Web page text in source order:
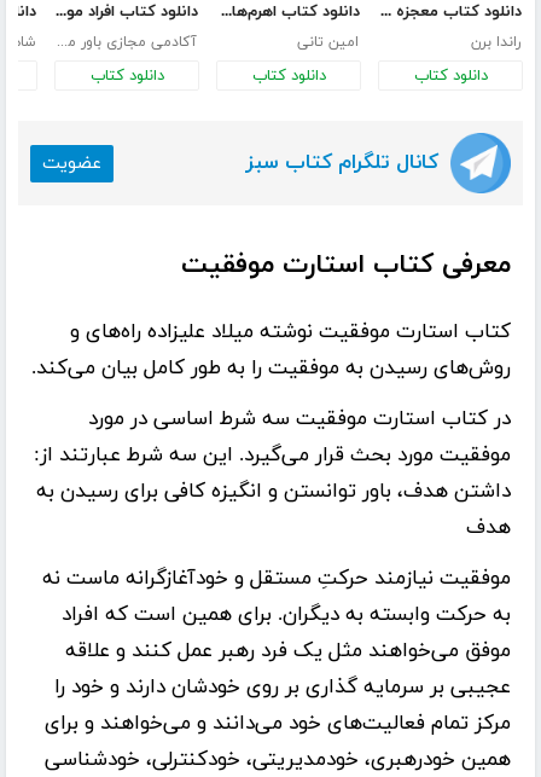
دانلود کتاب معجزه شکرگزاری (جادو)
راندا برن
دانلود کتاب
دانلود کتاب اهرم‌های موفقیت
امین تانی
دانلود کتاب
دانلود کتاب افراد موفق چه اصولی را دارند؟
آکادمی مجازی باور مثبت
دانلود کتاب
کانال تلگرام کتاب سبز عضویت
معرفی کتاب استارت موفقیت
کتاب استارت موفقیت نوشته میلاد علیزاده راه‌های و
روش‌های رسیدن به موفقیت را به طور کامل بیان می‌کند.
در کتاب استارت موفقیت سه شرط اساسی در مورد
موفقیت مورد بحث قرار می‌گیرد. این سه شرط عبارتند از:
داشتن هدف، باور توانستن و انگیزه کافی برای رسیدن به
هدف
موفقیت نیازمند حرکتِ مستقل و خودآغازگرانه ماست نه
به حرکت وابسته به دیگران. برای همین است که افراد
موفق می‌خواهند مثل یک فرد رهبر عمل کنند و علاقه
عجیبی بر سرمایه گذاری بر روی خودشان دارند و خود را
مرکز تمام فعالیت‌های خود می‌دانند و می‌خواهند و برای
همین خودرهبری، خودمدیریتی، خودکنترلی، خودشناسی